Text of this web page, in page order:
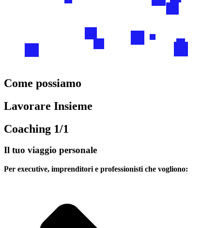
Come possiamo
Lavorare Insieme
Coaching 1/1
Il tuo viaggio personale
Per executive, imprenditori e professionisti che vogliono: